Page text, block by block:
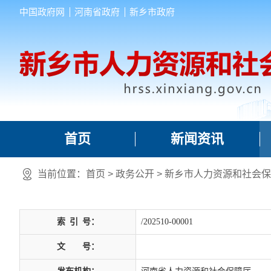
中国政府网 河南省政府 新乡市政府
首页 新闻资讯
当前位置： 首页 > 政务公开 > 新乡市人力资源和社会
索 引 号： /202510-00001
文 号：